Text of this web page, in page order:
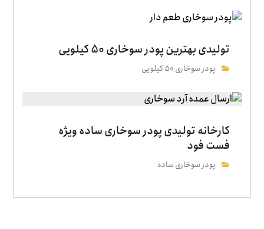
تولیدی بهترین پودر سوخاری 50 کیلویی
پودر سوخاری 50 کیلویی
کارخانه تولیدی پودر سوخاری ساده ویژه
فست فود
پودر سوخاری ساده